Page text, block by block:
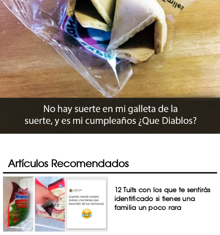
Artículos Recomendados
12 Tuits con los que te sentirás
identificado si tienes una
familia un poco rara